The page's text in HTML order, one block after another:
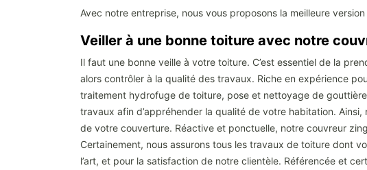
Avec notre entreprise, nous vous proposons la meilleure
Veiller à une bonne toiture avec notre
Il faut une bonne veille à votre toiture. C’est essentiel de la
alors contrôler à la qualité des travaux. Riche en expérience
traitement hydrofuge de toiture, pose et nettoyage de
travaux afin d’appréhender la qualité de votre habitation.
de votre couverture. Réactive et ponctuelle, notre couvreur
Certainement, nous assurons tous les travaux de toiture dont
l’art, et pour la satisfaction de notre clientèle. Référencée et